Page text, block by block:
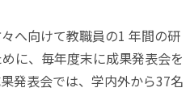
へ向けて教職員の1 年間の研
に、毎年度末に成果発表会を
発表会では、学内外から37名